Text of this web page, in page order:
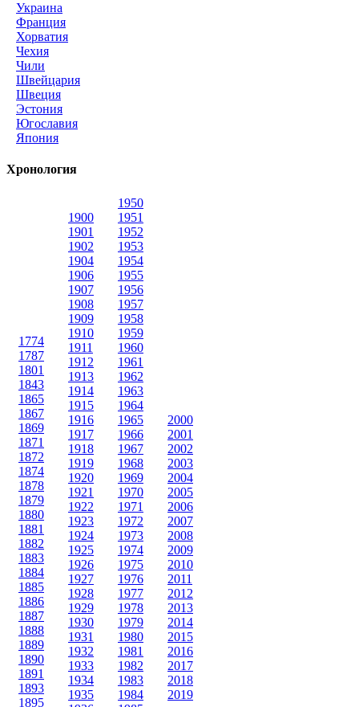
Украина
Франция
Хорватия
Чехия
Чили
Швейцария
Швеция
Эстония
Югославия
Япония
Хронология
1774
1787
1801
1843
1865
1867
1869
1871
1872
1874
1878
1879
1880
1881
1882
1883
1884
1885
1886
1887
1888
1889
1890
1891
1893
1895
1900
1901
1902
1904
1906
1907
1908
1909
1910
1911
1912
1913
1914
1915
1916
1917
1918
1919
1920
1921
1922
1923
1924
1925
1926
1927
1928
1929
1930
1931
1932
1933
1934
1935
1950
1951
1952
1953
1954
1955
1956
1957
1958
1959
1960
1961
1962
1963
1964
1965
1966
1967
1968
1969
1970
1971
1972
1973
1974
1975
1976
1977
1978
1979
1980
1981
1982
1983
1984
2000
2001
2002
2003
2004
2005
2006
2007
2008
2009
2010
2011
2012
2013
2014
2015
2016
2017
2018
2019